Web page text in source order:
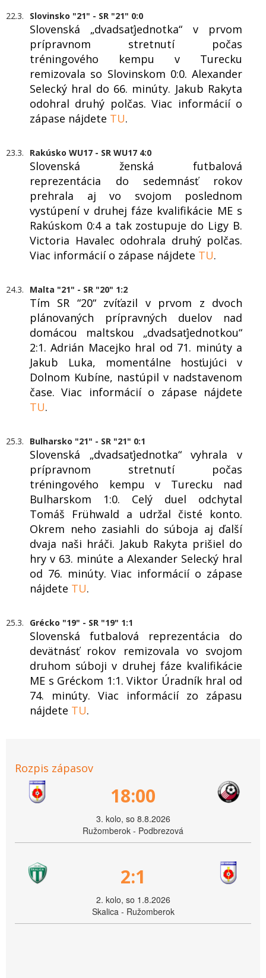
22.3. Slovinsko "21" - SR "21" 0:0
Slovenská „dvadsaťjednotka“ v prvom
prípravnom stretnutí počas
tréningového kempu v Turecku
remizovala so Slovinskom 0:0. Alexander
Selecký hral do 66. minúty. Jakub Rakyta
odohral druhý polčas. Viac informácií o
zápase nájdete TU.
23.3. Rakúsko WU17 - SR WU17 4:0
Slovenská ženská futbalová
reprezentácia do sedemnásť rokov
prehrala aj vo svojom poslednom
vystúpení v druhej fáze kvalifikácie ME s
Rakúskom 0:4 a tak zostupuje do Ligy B.
Victoria Havalec odohrala druhý polčas.
Viac informácií o zápase nájdete TU.
24.3. Malta "21" - SR "20" 1:2
Tím SR “20“ zvíťazil v prvom z dvoch
plánovaných prípravných duelov nad
domácou maltskou „dvadsaťjednotkou“
2:1. Adrián Macejko hral od 71. minúty a
Jakub Luka, momentálne hosťujúci v
Dolnom Kubíne, nastúpil v nadstavenom
čase. Viac informácií o zápase nájdete
TU.
25.3. Bulharsko "21" - SR "21" 0:1
Slovenská „dvadsaťjednotka“ vyhrala v
prípravnom stretnutí počas
tréningového kempu v Turecku nad
Bulharskom 1:0. Celý duel odchytal
Tomáš Frühwald a udržal čisté konto.
Okrem neho zasiahli do súboja aj ďalší
dvaja naši hráči. Jakub Rakyta prišiel do
hry v 63. minúte a Alexander Selecký hral
od 76. minúty. Viac informácií o zápase
nájdete TU.
25.3. Grécko "19" - SR "19" 1:1
Slovenská futbalová reprezentácia do
devätnásť rokov remizovala vo svojom
druhom súboji v druhej fáze kvalifikácie
ME s Gréckom 1:1. Viktor Úradník hral od
74. minúty. Viac informácií zo zápasu
nájdete TU.
Rozpis zápasov
18:00
3. kolo, so 8.8.2026
Ružomberok - Podbrezová
2:1
2. kolo, so 1.8.2026
Skalica - Ružomberok